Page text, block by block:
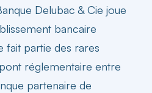
Delubac & Cie joue
bancaire
fait partie des rares
réglementaire entre
partenaire de